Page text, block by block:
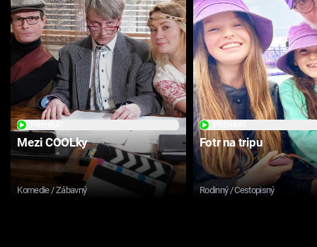
Mezi COOLky
Komedie / Zábavný
Fotr na tripu
Rodinný / Cestopisný